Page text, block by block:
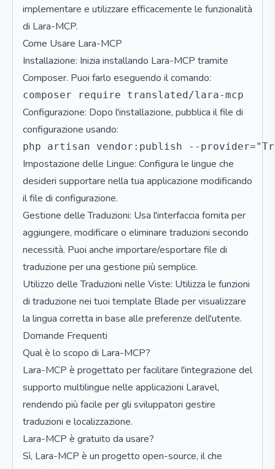
implementare e utilizzare efficacemente le funzionalità
di Lara-MCP.
Come Usare Lara-MCP
Installazione: Inizia installando Lara-MCP tramite
Composer. Puoi farlo eseguendo il comando:
Configurazione: Dopo l'installazione, pubblica il file di
configurazione usando:
Impostazione delle Lingue: Configura le lingue che
desideri supportare nella tua applicazione modificando
il file di configurazione.
Gestione delle Traduzioni: Usa l'interfaccia fornita per
aggiungere, modificare o eliminare traduzioni secondo
necessità. Puoi anche importare/esportare file di
traduzione per una gestione più semplice.
Utilizzo delle Traduzioni nelle Viste: Utilizza le funzioni
di traduzione nei tuoi template Blade per visualizzare
la lingua corretta in base alle preferenze dell'utente.
Domande Frequenti
Qual è lo scopo di Lara-MCP?
Lara-MCP è progettato per facilitare l'integrazione del
supporto multilingue nelle applicazioni Laravel,
rendendo più facile per gli sviluppatori gestire
traduzioni e localizzazione.
Lara-MCP è gratuito da usare?
Sì, Lara-MCP è un progetto open-source, il che